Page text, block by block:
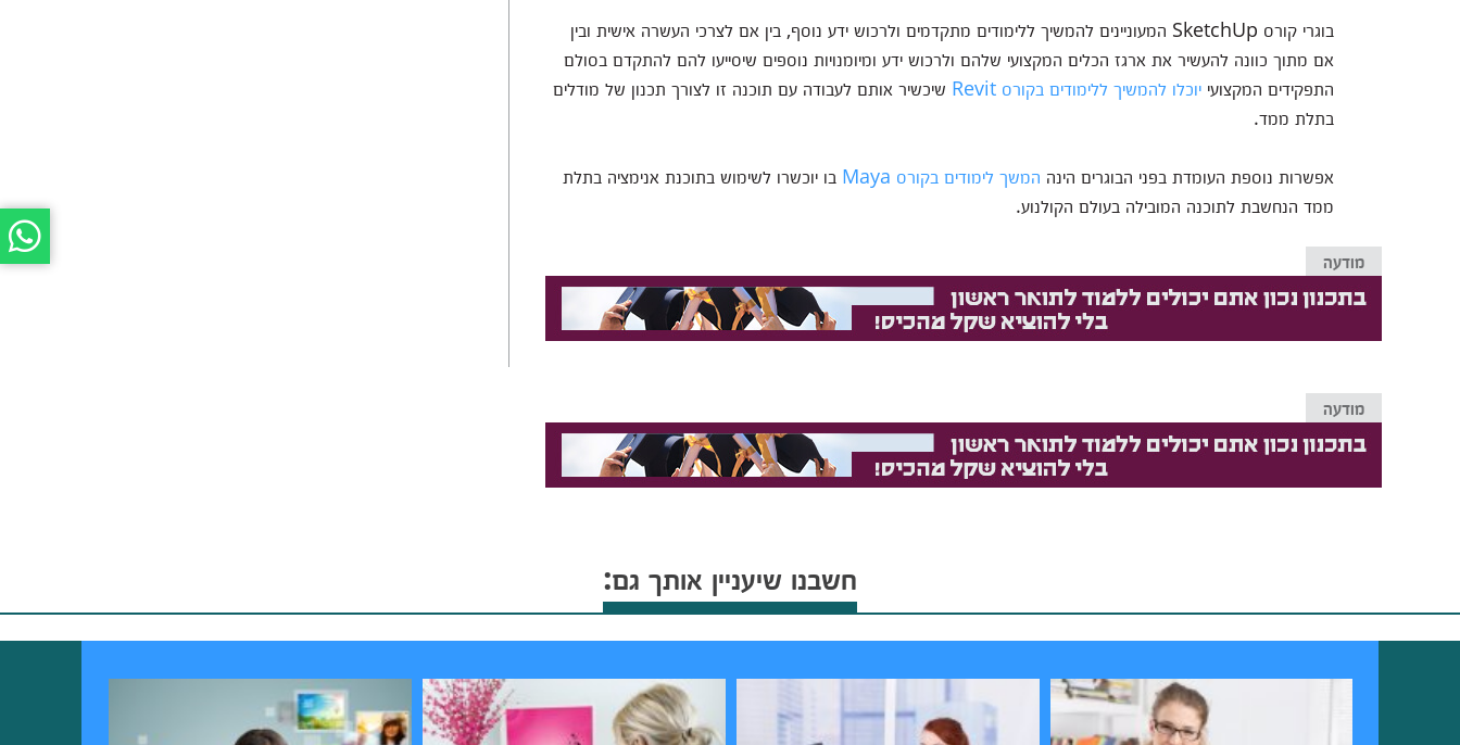
בוגרי קורס SketchUp המעוניינים להמשיך ללימודים מתקדמים ולרכוש ידע נוסף, בין אם לצרכי העשרה אישית ובין
אם מתוך כוונה להעשיר את ארגז הכלים המקצועי שלהם ולרכוש ידע ומיומנויות נוספים שיסייעו להם להתקדם בסולם
התפקידים המקצועי יוכלו להמשיך ללימודים בקורס Revit
שיכשיר אותם לעבודה עם תוכנה זו לצורך תכנון של מודלים
בתלת ממד.
אפשרות נוספת העומדת בפני הבוגרים הינה המשך לימודים בקורס Maya
בו יוכשרו לשימוש בתוכנת אנימציה בתלת
ממד הנחשבת לתוכנה המובילה בעולם הקולנוע.
מודעה
מודעה
חשבנו שיעניין אותך גם: